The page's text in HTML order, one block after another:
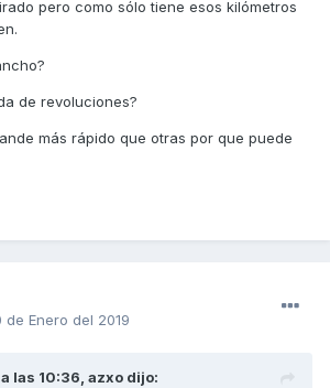
pero como sólo tiene esos kilómetros
de revoluciones?
más rápido que otras por que puede
de Enero del 2019
las 10:36, azxo dijo: